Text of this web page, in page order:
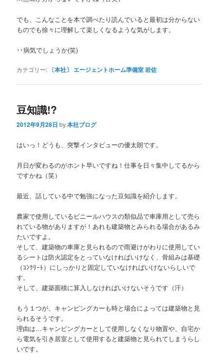
でも、こんなことを本で調べたり読んでいると最初は分からない
ものでも徐々に理解して楽しくなるような気がします。
･･病気でしょうか(笑)
カテゴリー: 〔本社〕 エージェントホーム準備室 岩佐
豆知識!?
2012年9月28日 by本社ブログ
はいっ！どうも、突撃インタビューの優太朗です。
月日が変わるのがホント早いですね！仕事を日々集中してるから
ですかね（笑）
最近、話している中で勉強になった豆知識を紹介します。
農家で使用しているビニールハウスの類似品で車庫用として売ら
れている物がありますが！あれも建築物とみられる場合があるみ
たいですよ。
そして、建築物の車庫と見られるので雨避けがわりに使用してい
るシートは防火認定をとっていなければいけなく、骨組みは基礎
（ｺﾝｸﾘｰﾄ）にしっかりと固定していなければいけないらしいで
す。
そして、建築面積に算入しなければいけないそうです（汗）
もう１つが、キャンピングカーも時と場合によっては建築物と見
られるそうです。
理由は…キャンピングカーとして使用しなくなり物置や、自宅か
ら電気を引き居室として使用すると建築物と見られてしまうらし
いです。